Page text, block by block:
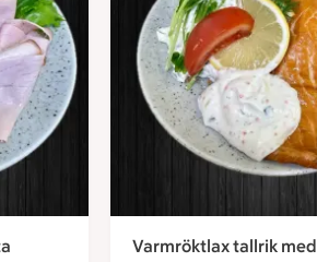
Varmröktlax tallrik med